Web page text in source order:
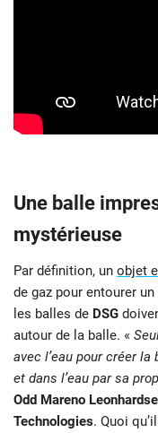
Une balle
mystérieuse
Par définition, un objet
de gaz pour entourer
les balles de DSG
autour de la balle. «
avec l’eau pour créer
et dans l’eau par sa
Odd Mareno
Technologies. Quoi